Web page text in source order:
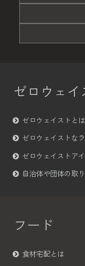
ゼロウェイ
ゼロウェイストとは
ゼロウェイストな
ゼロウェイストア
自治体や団体の取
フード
食材宅配とは